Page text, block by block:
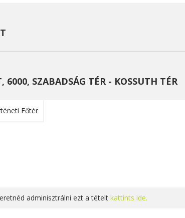
6000, SZABADSÁG TÉR - KOSSUTH TÉR
adminisztrálni ezt a tételt kattints ide.